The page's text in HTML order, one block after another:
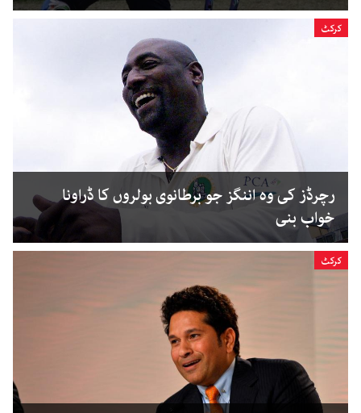
کرکٹ
رچرڈز کی وہ اننگز جو برطانوی بولروں کا ڈراونا
خواب بنی
کرکٹ